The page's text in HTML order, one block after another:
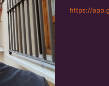
https://